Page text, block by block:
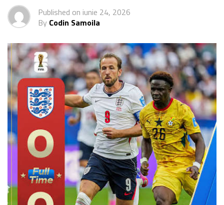
Published on iunie 24, 2026
By Codin Samoila